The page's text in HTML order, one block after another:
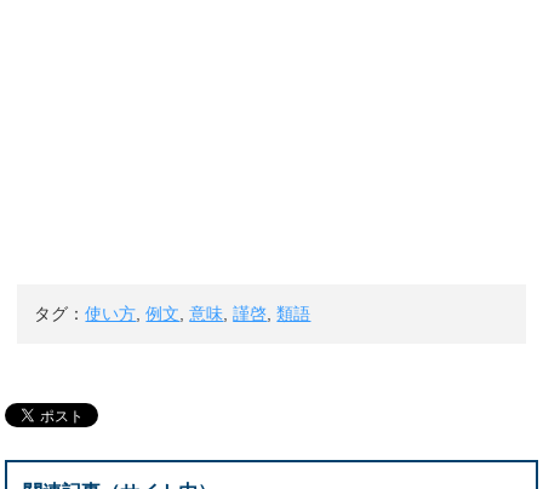
タグ：使い方,例文,意味,謹啓,類語